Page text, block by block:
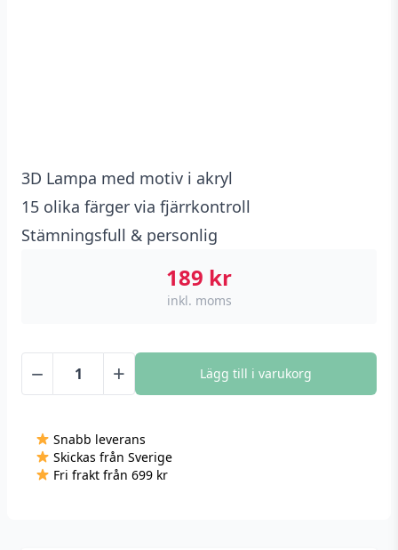
3D Lampa med motiv i akryl
15 olika färger via fjärrkontroll
Stämningsfull & personlig
189 kr
inkl. moms
−
-
Pro
+ Lägg till i varukorg
Snabb leverans
Skickas från Sverige
Fri frakt från 699 kr